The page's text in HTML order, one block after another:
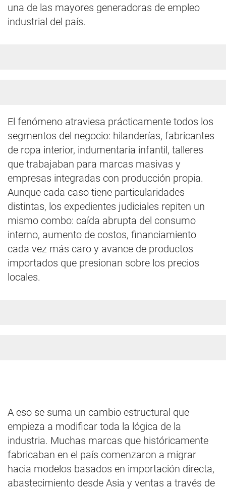
una de las mayores generadoras de empleo
industrial del país.
El fenómeno atraviesa prácticamente todos los
segmentos del negocio: hilanderías, fabricantes
de ropa interior, indumentaria infantil, talleres
que trabajaban para marcas masivas y
empresas integradas con producción propia.
Aunque cada caso tiene particularidades
distintas, los expedientes judiciales repiten un
mismo combo: caída abrupta del consumo
interno, aumento de costos, financiamiento
cada vez más caro y avance de productos
importados que presionan sobre los precios
locales.
A eso se suma un cambio estructural que
empieza a modificar toda la lógica de la
industria. Muchas marcas que históricamente
fabricaban en el país comenzaron a migrar
hacia modelos basados en importación directa,
abastecimiento desde Asia y ventas a través de